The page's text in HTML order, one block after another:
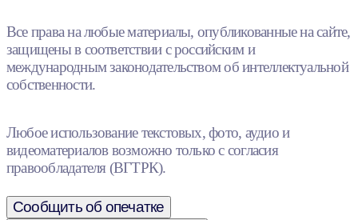
Все права на любые материалы, опубликованные на сайте,
защищены в соответствии с российским и
международным законодательством об интеллектуальной
собственности.
Любое использование текстовых, фото, аудио и
видеоматериалов возможно только с согласия
правообладателя (ВГТРК).
Сообщить об опечатке